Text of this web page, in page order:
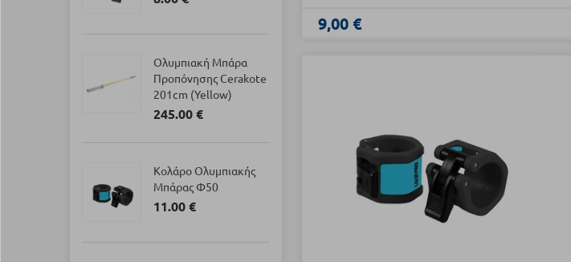
9,00 €
Ολυμπιακή Μπάρα
Προπόνησης Cerakote
201cm (Yellow)
245.00 €
Κολάρο Ολυμπιακής
Μπάρας Φ50
11.00 €